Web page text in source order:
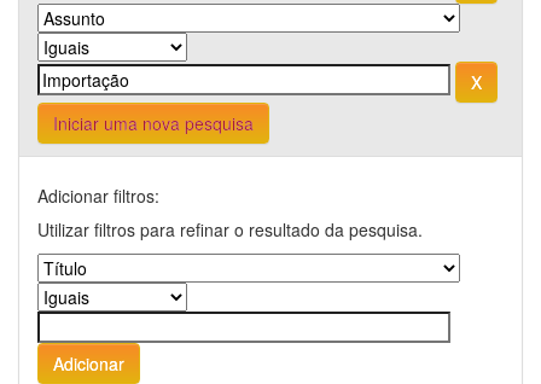
Iniciar uma nova pesquisa
Adicionar filtros:
Utilizar filtros para refinar o resultado da pesquisa.